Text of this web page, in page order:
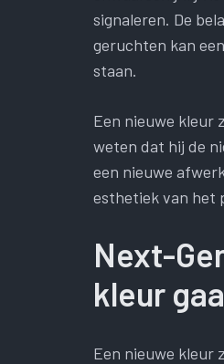
signaleren. De
geruchten kan
staan.
Een nieuwe kleur
weten dat hij de
een nieuwe
esthetiek van het
Next-
kleur
Een nieuwe kleur